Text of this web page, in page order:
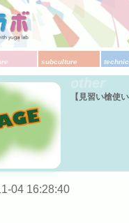
subculture
【見習い槍使
04 16:28:40